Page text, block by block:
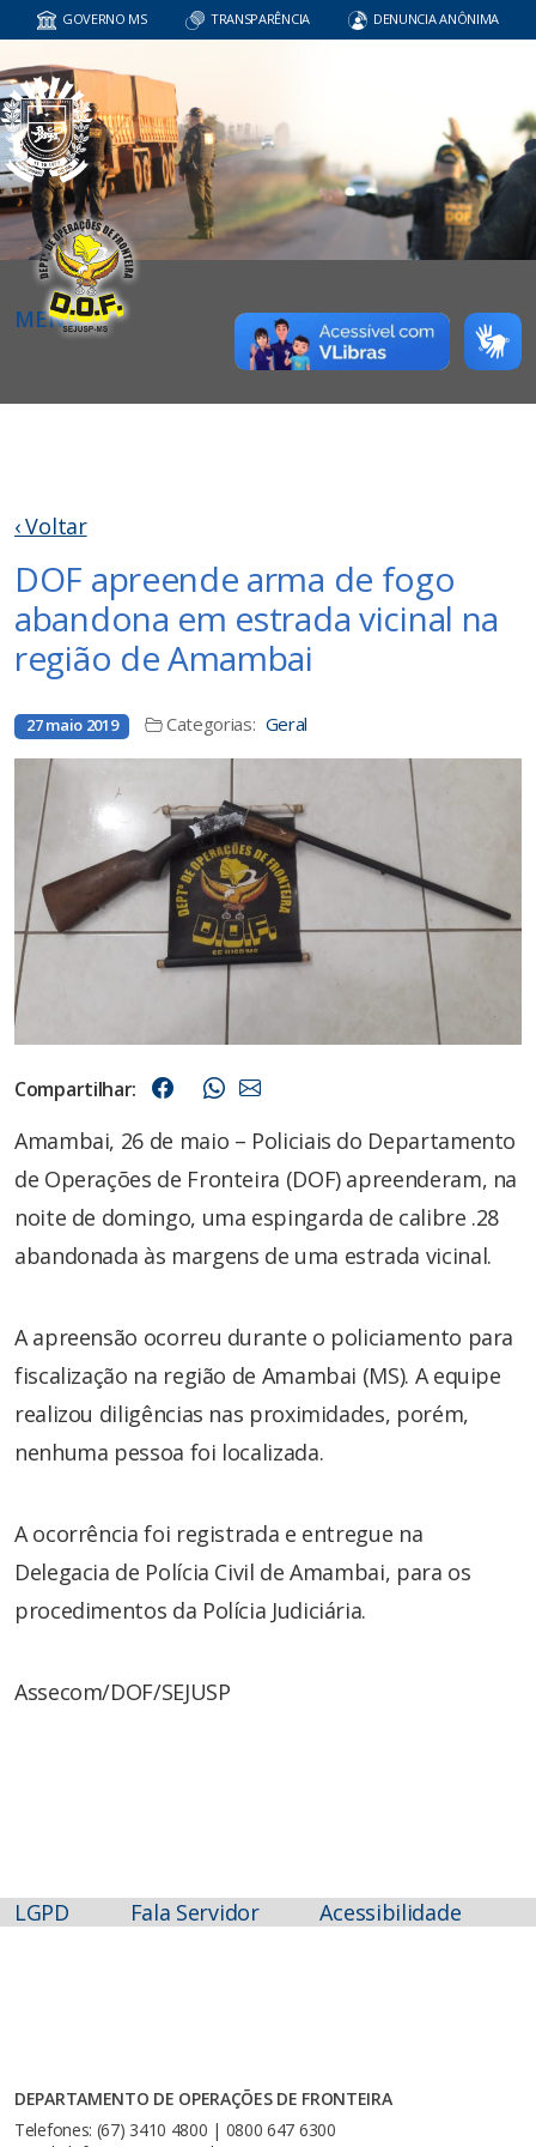
GOVERNO MS TRANSPARÊNCIA DENUNCIA ANÔNIMA
MENU
‹ Voltar
DOF apreende arma de fogo
abandona em estrada vicinal na
região de Amambai
27 maio 2019 Categorias: Geral
Compartilhar:
Amambai, 26 de maio – Policiais do Departamento
de Operações de Fronteira (DOF) apreenderam, na
noite de domingo, uma espingarda de calibre .28
abandonada às margens de uma estrada vicinal.
A apreensão ocorreu durante o policiamento para
fiscalização na região de Amambai (MS). A equipe
realizou diligências nas proximidades, porém,
nenhuma pessoa foi localizada.
A ocorrência foi registrada e entregue na
Delegacia de Polícia Civil de Amambai, para os
procedimentos da Polícia Judiciária.
Assecom/DOF/SEJUSP
LGPD Fala Servidor Acessibilidade
DEPARTAMENTO DE OPERAÇÕES DE FRONTEIRA
Telefones: (67) 3410 4800 | 0800 647 6300